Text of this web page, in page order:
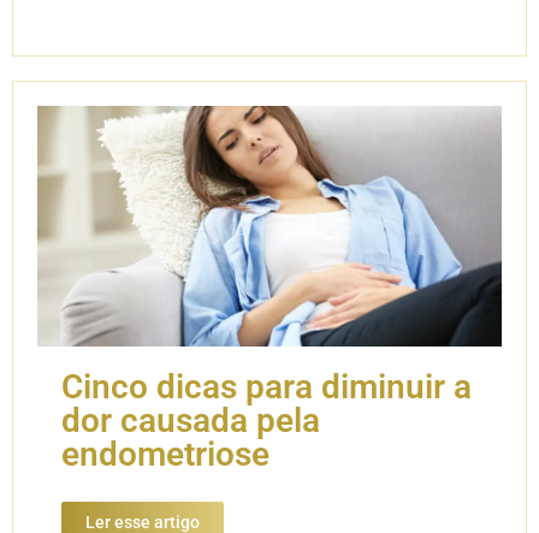
Cinco dicas para diminuir a
dor causada pela
endometriose
Ler esse artigo